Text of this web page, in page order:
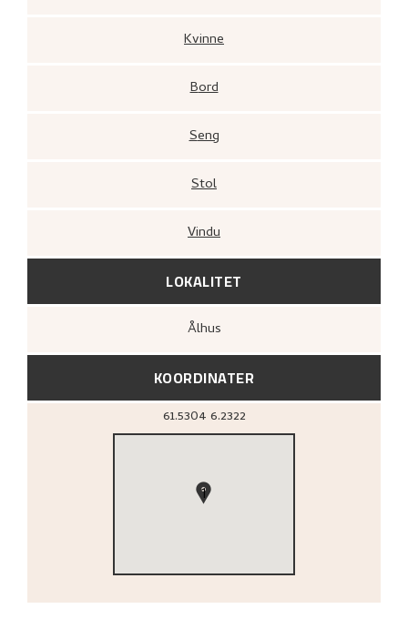
Kvinne
Bord
Seng
Stol
Vindu
LOKALITET
Ålhus
KOORDINATER
61.5304 6.2322
1